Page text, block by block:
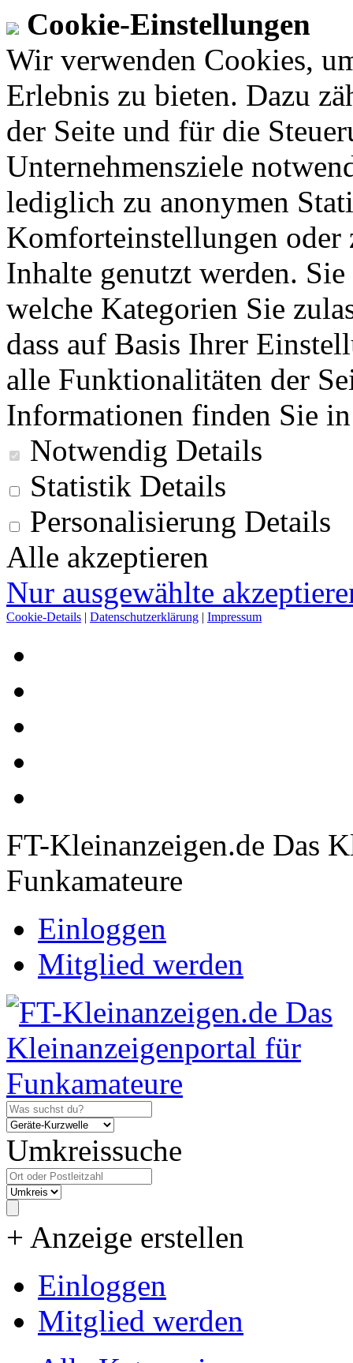
Cookie-Einstellungen
Wir verwenden Cookies,
Erlebnis zu bieten. Dazu
der Seite und für die
Unternehmensziele
lediglich zu anonymen
Komforteinstellungen oder
Inhalte genutzt werden.
welche Kategorien Sie
dass auf Basis Ihrer
alle Funktionalitäten der
Informationen finden Sie
Notwendig Details
Statistik Details
Personalisierung Details
Alle akzeptieren
Nur ausgewählte
Cookie-Details | Datenschutzerklärung | Impressum
FT-Kleinanzeigen.de Das
Funkamateure
Einloggen
Mitglied werden
Umkreissuche
+ Anzeige erstellen
Einloggen
Mitglied werden